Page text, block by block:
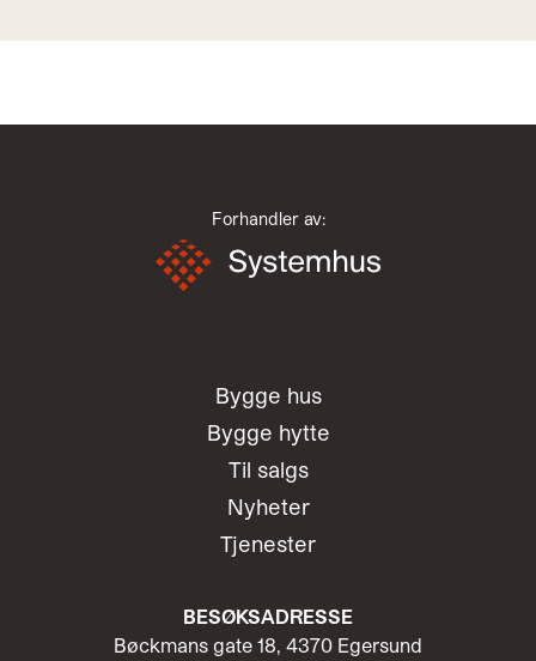
Forhandler av:
Bygge hus
Bygge hytte
Til salgs
Nyheter
Tjenester
BESØKSADRESSE
Bøckmans gate 18, 4370 Egersund